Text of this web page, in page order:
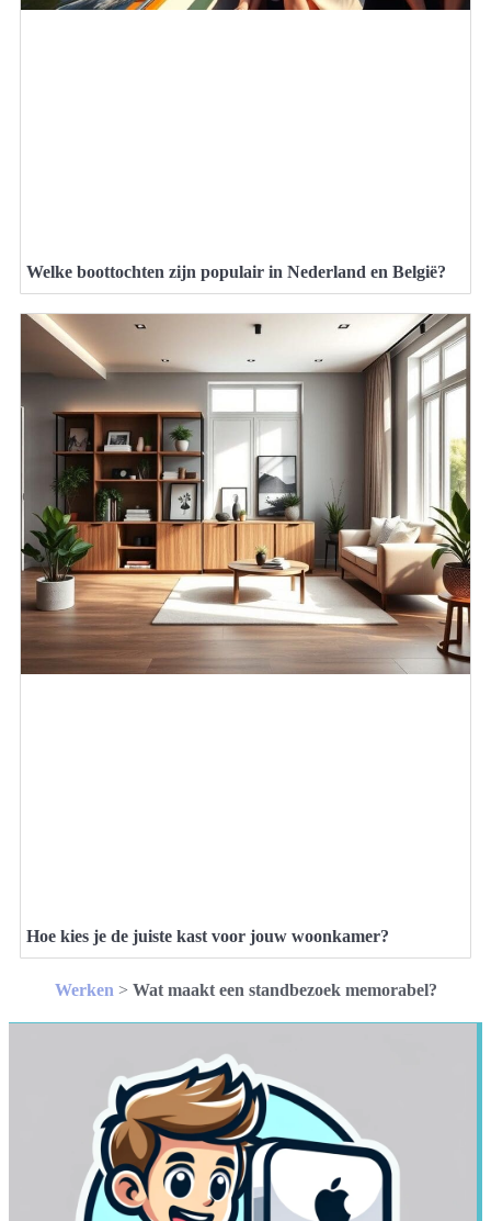
Welke boottochten zijn populair in Nederland en België?
Hoe kies je de juiste kast voor jouw woonkamer?
Werken > Wat maakt een standbezoek memorabel?